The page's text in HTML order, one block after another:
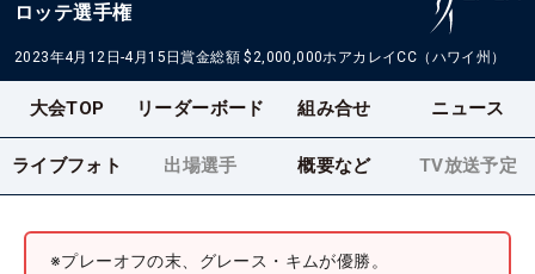
ロッテ選手権
2023年4月12日-4月15日賞金総額 $2,000,000ホアカレイCC（ハワイ州）
大会TOP リーダーボード 組み合せ ニュース
ライブフォト 出場選手 概要など TV放送予定
※プレーオフの末、グレース・キムが優勝。